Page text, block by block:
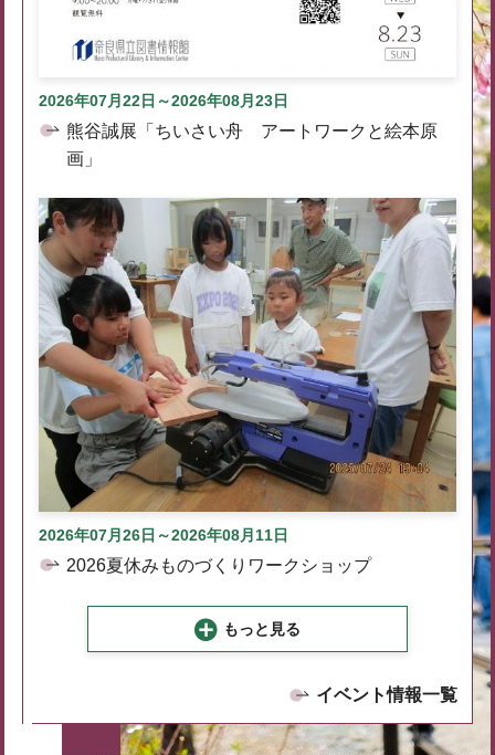
2026年07月22日～2026年08月23日
熊谷誠展「ちいさい舟 アートワークと絵本原
画」
2026年07月26日～2026年08月11日
2026夏休みものづくりワークショップ
もっと見る
イベント情報一覧